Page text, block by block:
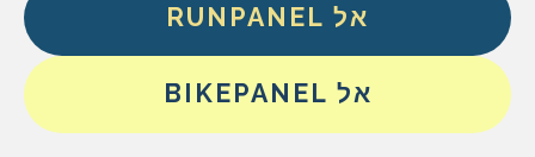
אל RUNPANEL
אל BIKEPANEL